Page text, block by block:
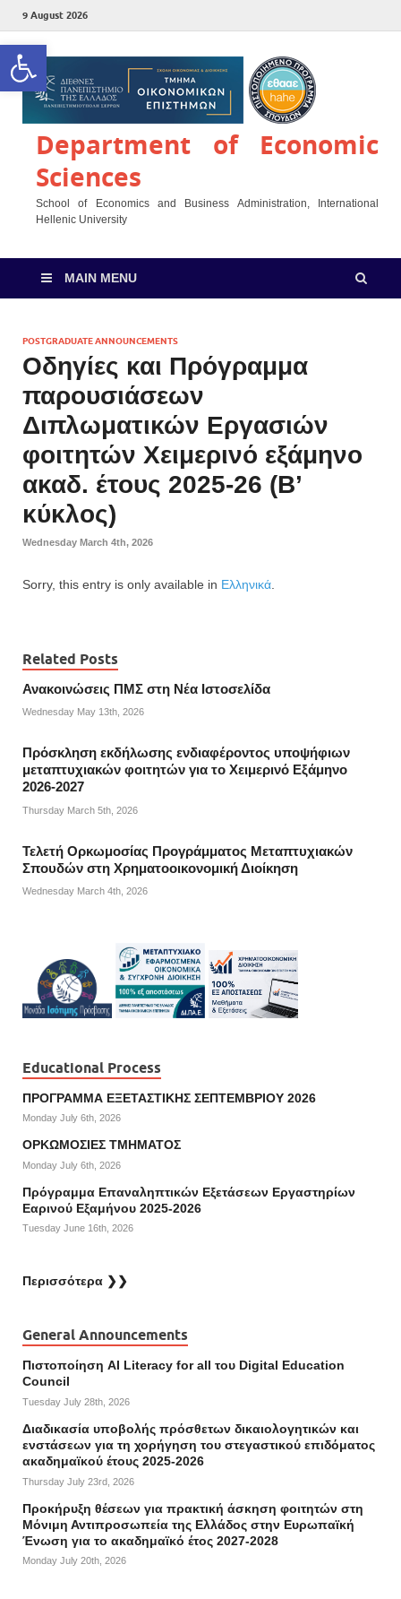
Open toolbar
9 August 2026
Department of Economic
Sciences
School of Economics and Business Administration, International
Hellenic University
MAIN MENU
POSTGRADUATE ANNOUNCEMENTS
Οδηγίες και Πρόγραμμα
παρουσιάσεων
Διπλωματικών Εργασιών
φοιτητών Χειμερινό εξάμηνο
ακαδ. έτους 2025-26 (Β’
κύκλος)
Wednesday March 4th, 2026
Sorry, this entry is only available in Ελληνικά
Related Posts
Ανακοινώσεις ΠΜΣ στη Νέα Ιστοσελίδα
Wednesday May 13th, 2026
Πρόσκληση εκδήλωσης ενδιαφέροντος υποψήφιων
μεταπτυχιακών φοιτητών για το Χειμερινό Εξάμηνο
2026-2027
Thursday March 5th, 2026
Τελετή Ορκωμοσίας Προγράμματος Μεταπτυχιακών
Σπουδών στη Χρηματοοικονομική Διοίκηση
Wednesday March 4th, 2026
Educational Process
ΠΡΟΓΡΑΜΜΑ ΕΞΕΤΑΣΤΙΚΗΣ ΣΕΠΤΕΜΒΡΙΟΥ 2026
Monday July 6th, 2026
ΟΡΚΩΜΟΣΙΕΣ ΤΜΗΜΑΤΟΣ
Monday July 6th, 2026
Πρόγραμμα Επαναληπτικών Εξετάσεων Εργαστηρίων
Εαρινού Εξαμήνου 2025-2026
Tuesday June 16th, 2026
Περισσότερα ❯❯
General Announcements
Πιστοποίηση AI Literacy for all του Digital Education
Council
Tuesday July 28th, 2026
Διαδικασία υποβολής πρόσθετων δικαιολογητικών και
ενστάσεων για τη χορήγηση του στεγαστικού επιδόματος
ακαδημαϊκού έτους 2025-2026
Thursday July 23rd, 2026
Προκήρυξη θέσεων για πρακτική άσκηση φοιτητών στη
Μόνιμη Αντιπροσωπεία της Ελλάδος στην Ευρωπαϊκή
Ένωση για το ακαδημαϊκό έτος 2027-2028
Monday July 20th, 2026